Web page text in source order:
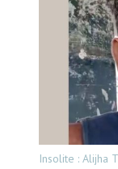
Insolite : Alijha